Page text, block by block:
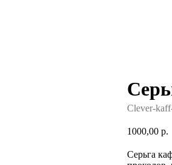
Clever-
1000,00 р.
Серьга